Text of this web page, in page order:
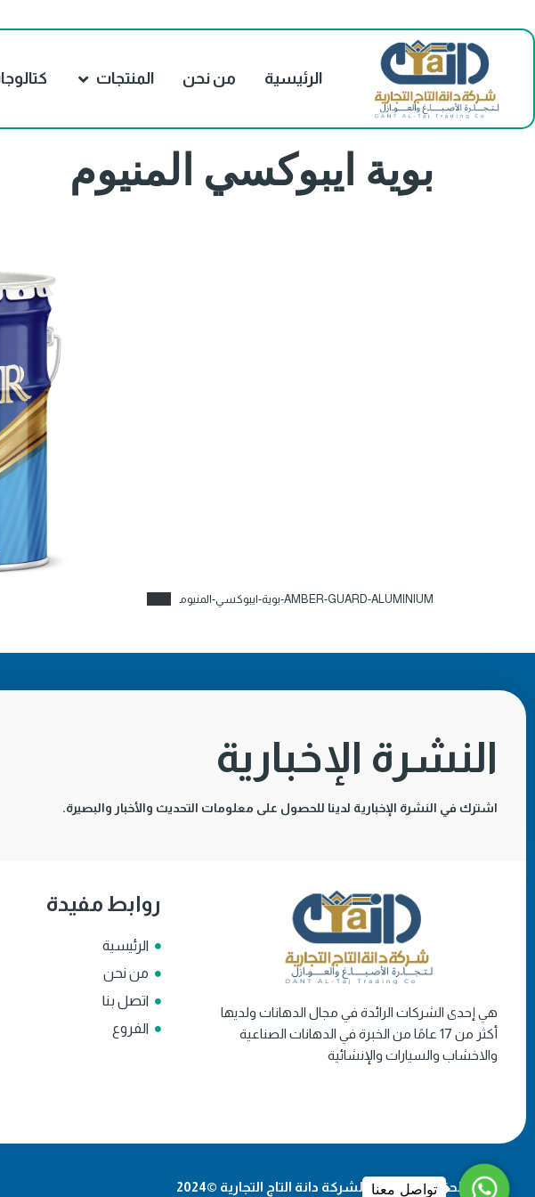
الرئيسية من نحن المنتجات
بوية ايبوكسي المنيوم
AMBER-GUARD-ALUMINIUM-بوية-ايبوكسي-المنيوم
النشرة الإخبارية
اشترك في النشرة الإخبارية لدينا للحصول على معلومات التحديث والأخبار والبصيرة.
هي إحدى الشركات الرائدة في مجال الدهانات ولديها
أكثر من 17 عامًا من الخبرة في الدهانات الصناعية
والاخشاب والسيارات والإنشائية
روابط مفيدة
الرئيسية
من نحن
اتصل بنا
الفروع
جميع الحقوق محفوظة لشركة دانة التاج التجارية ©2024
WhatsApp